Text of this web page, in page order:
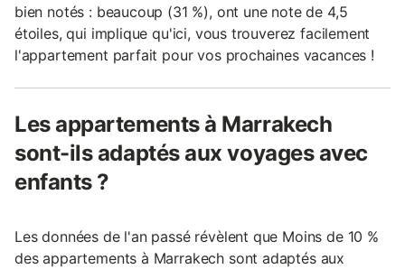
bien notés : beaucoup (31 %), ont une note de 4,5
étoiles, qui implique qu'ici, vous trouverez facilement
l'appartement parfait pour vos prochaines vacances !
Les appartements à Marrakech
sont-ils adaptés aux voyages avec
enfants ?
Les données de l'an passé révèlent que Moins de 10 %
des appartements à Marrakech sont adaptés aux